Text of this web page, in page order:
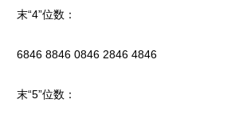
末“4”位数：
6846 8846 0846 2846 4846
末“5”位数：